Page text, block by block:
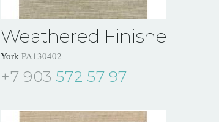
Weathered Finishes
York PA130402
+7 903 572 57 97